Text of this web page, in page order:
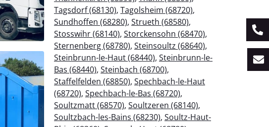
Tagsdorf (68130), Tagolsheim (68720),
Sundhoffen (68280), Strueth (68580),
Stosswihr (68140), Storckensohn (68470),
Sternenberg (68780), Steinsoultz (68640),
Steinbrunn-le-Haut (68440), Steinbrunn-le-
Bas (68440), Steinbach (68700),
Staffelfelden (68850), Spechbach-le-Haut
(68720), Spechbach-le-Bas (68720),
Soultzmatt (68570), Soultzeren (68140),
Soultzbach-les-Bains (68230), Soultz-Haut-